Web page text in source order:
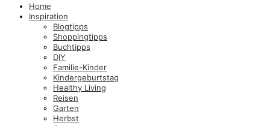
Home
Inspiration
Blogtipps
Shoppingtipps
Buchtipps
DIY
Familie-Kinder
Kindergeburtstag
Healthy Living
Reisen
Garten
Herbst